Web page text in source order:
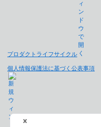
プロダクトライフサイクル
個人情報保護法に基づく公表事項